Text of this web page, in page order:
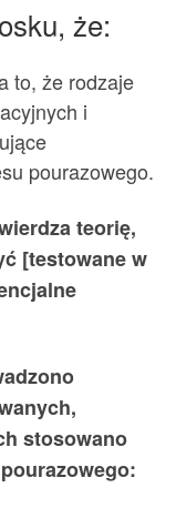
że:
to, że rodzaje
i
pourazowego.
teorię,
[testowane w
stosowano